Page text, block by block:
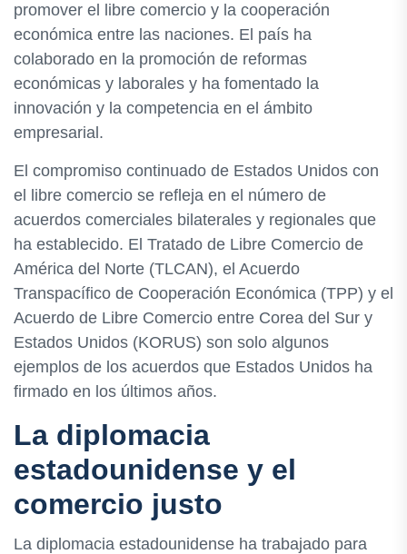
promover el libre comercio y la cooperación
económica entre las naciones. El país ha
colaborado en la promoción de reformas
económicas y laborales y ha fomentado la
innovación y la competencia en el ámbito
empresarial.
El compromiso continuado de Estados Unidos con
el libre comercio se refleja en el número de
acuerdos comerciales bilaterales y regionales que
ha establecido. El Tratado de Libre Comercio de
América del Norte (TLCAN), el Acuerdo
Transpacífico de Cooperación Económica (TPP) y el
Acuerdo de Libre Comercio entre Corea del Sur y
Estados Unidos (KORUS) son solo algunos
ejemplos de los acuerdos que Estados Unidos ha
firmado en los últimos años.
La diplomacia
estadounidense y el
comercio justo
La diplomacia estadounidense ha trabajado para